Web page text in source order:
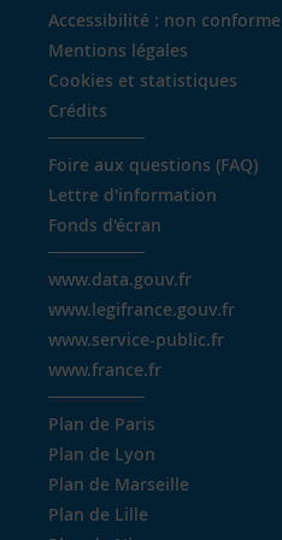
Accessibilité : non conforme
Mentions légales
Cookies et statistiques
Crédits
Foire aux questions (FAQ)
Lettre d'information
Fonds d'écran
www.data.gouv.fr
www.legifrance.gouv.fr
www.service-public.fr
www.france.fr
Plan de Paris
Plan de Lyon
Plan de Marseille
Plan de Lille